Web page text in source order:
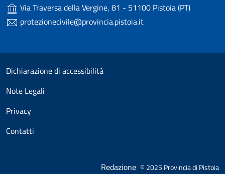
Via Traversa della Vergine, 81 - 51100 Pistoia (PT)
protezionecivile@provincia.pistoia.it
Small prints
Useful links section
Dichiarazione di accessibilità
Note Legali
Privacy
Contatti
Redazione © 2025 Provincia di Pistoia